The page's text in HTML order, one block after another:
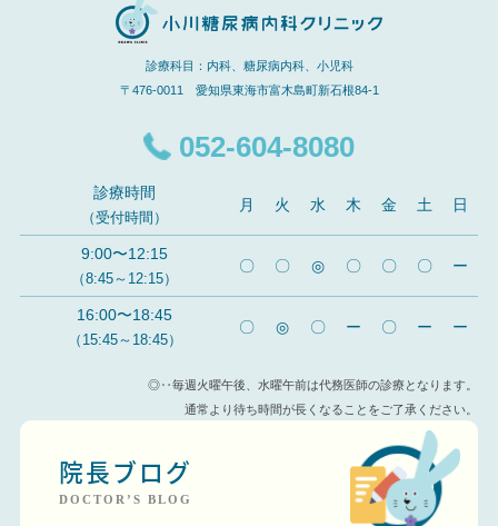
診療科目：内科、糖尿病内科、小児科
〒476-0011 愛知県東海市富木島町新石根84-1
052-604-8080
診療時間
（受付時間）
月 火 水 木 金 土 日
9:00〜12:15
（8:45～12:15）
〇 〇 ◎ 〇 〇 〇 ー
16:00〜18:45
（15:45～18:45）
〇 ◎ 〇 ー 〇 ー ー
◎‥毎週火曜午後、水曜午前は代務医師の診療となります。
通常より待ち時間が長くなることをご了承ください。
院長ブログ
DOCTOR’S BLOG